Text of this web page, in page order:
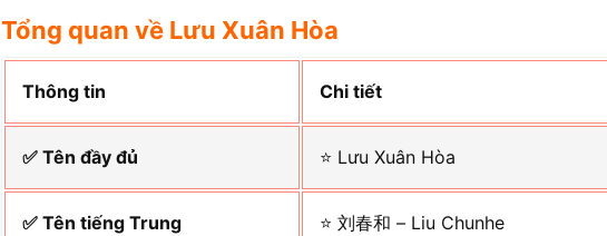
Tổng quan về Lưu Xuân Hòa
Thông tin Chi tiết
✅ Tên đầy đủ ⭐ Lưu Xuân Hòa
✅ Tên tiếng Trung ⭐ 刘春和 – Liu Chunhe